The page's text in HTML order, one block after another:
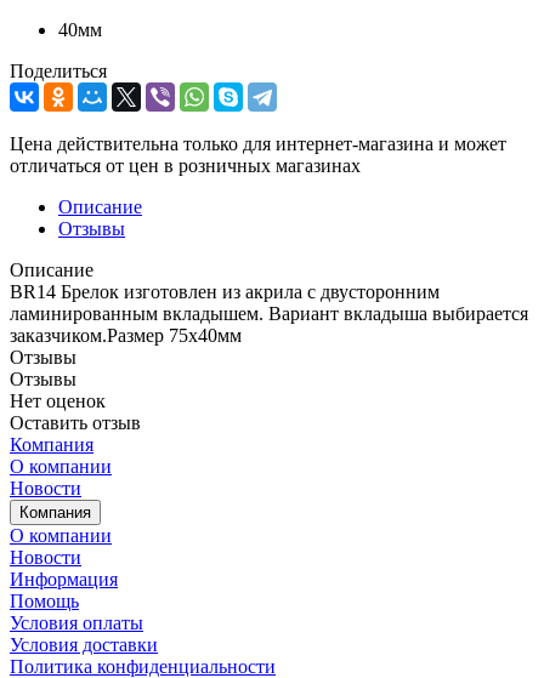
40мм
Поделиться
Цена действительна только для интернет-магазина и может
отличаться от цен в розничных магазинах
Описание
Отзывы
Описание
BR14 Брелок изготовлен из акрила с двусторонним
ламинированным вкладышем. Вариант вкладыша выбирается
заказчиком.Размер 75х40мм
Отзывы
Отзывы
Нет оценок
Оставить отзыв
Компания
О компании
Новости
Компания
О компании
Новости
Информация
Помощь
Условия оплаты
Условия доставки
Политика конфиденциальности